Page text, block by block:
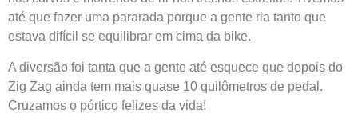
até que fazer uma pararada porque a gente ria tanto que
estava difícil se equilibrar em cima da bike.
A diversão foi tanta que a gente até esquece que depois do
Zig Zag ainda tem mais quase 10 quilômetros de pedal.
Cruzamos o pórtico felizes da vida!